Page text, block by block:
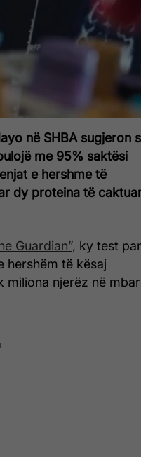
në SHBA sugjeron
me 95% saktësi
e hershme të
dy proteina të
Guardian”, ky test
hershëm të kësaj
miliona njerëz në